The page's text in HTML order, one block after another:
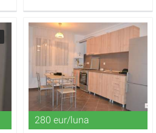
280 eur/luna